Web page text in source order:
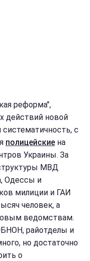
реформа",
действий новой
с
полицейские на
Украины. За
МВД
Одессы и
милиции и ГАИ
человек, а
ведомствам.
райотделы и
но достаточно
о